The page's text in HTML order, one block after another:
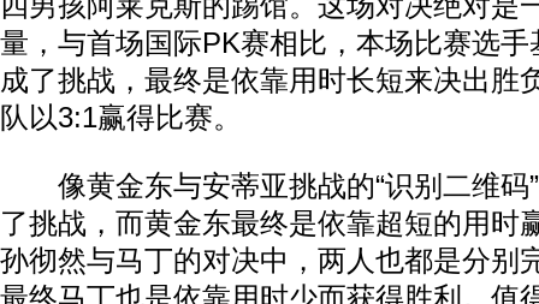
量，与首场国际PK赛相比，本场比赛选
成了挑战，最终是依靠用时长短来决出胜
队以3:1赢得比赛。
像黄金东与安蒂亚挑战的“识别二维码
了挑战，而黄金东最终是依靠超短的用时
孙彻然与马丁的对决中，两人也都是分别